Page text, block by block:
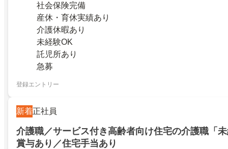
社会保険完備
産休・育休実績あり
介護休暇あり
未経験OK
託児所あり
急募
登録エントリー
新着正社員
介護職／サービス付き高齢者向け住宅の介護職「
賞与あり／住宅手当あり